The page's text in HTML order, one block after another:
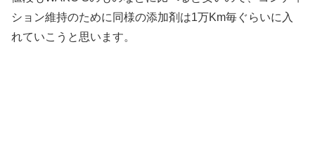
ション維持のために同様の添加剤は1万Km毎ぐらいに入
れていこうと思います。